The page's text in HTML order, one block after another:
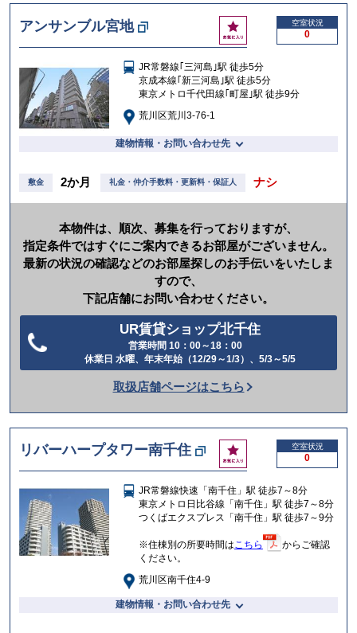
け
る
アンサンブル宮地
お
気
入
り
空室状況
0
JR常磐線｢三河島｣駅 徒歩5分
京成本線｢新三河島｣駅 徒歩5分
東京メトロ千代田線｢町屋｣駅 徒歩9分
荒川区荒川3-76-1
建物情報・お問い合わせ先
敷金 2か月 礼金・仲介手数料・更新料・保証人 ナシ
本物件は、順次、募集を行っておりますが、
指定条件ではすぐにご案内できるお部屋がございません。
最新の状況の確認などのお部屋探しのお手伝いをいたしま
すので、
下記店舗にお問い合わせください。
UR賃貸ショップ北千住
営業時間 10：00～18：00
休業日 水曜、年末年始（12/29～1/3）、5/3～5/5
話
か
け
る
取扱店舗ページはこちら
リバーハープタワー南千住
お
気
入
り
空室状況
0
JR常磐線快速「南千住」駅 徒歩7～8分
東京メトロ日比谷線「南千住」駅 徒歩7～8分
つくばエクスプレス「南千住」駅 徒歩7～9分
※住棟別の所要時間はこちら
からご確認
ください。
荒川区南千住4-9
建物情報・お問い合わせ先